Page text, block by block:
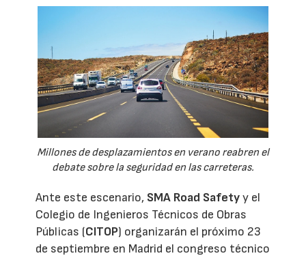
Millones de desplazamientos en verano reabren el
debate sobre la seguridad en las carreteras.
Ante este escenario, SMA Road Safetyy el
Colegio de Ingenieros Técnicos de Obras
Públicas (CITOP) organizarán el próximo 23
de septiembre en Madrid el congreso técnico